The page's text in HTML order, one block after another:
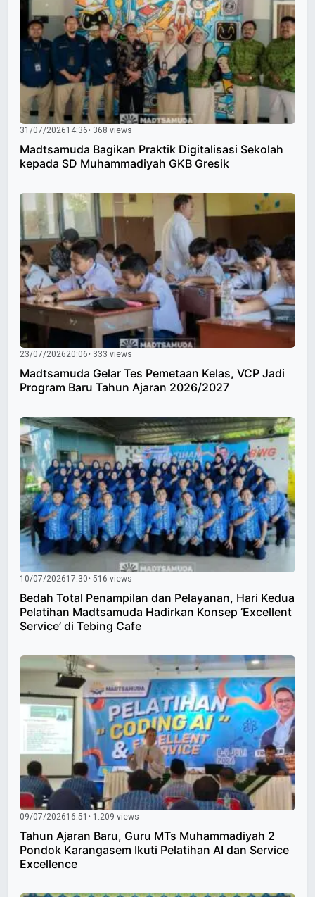
31/07/202614:36• 368 views
Madtsamuda Bagikan Praktik Digitalisasi Sekolah
kepada SD Muhammadiyah GKB Gresik
23/07/202620:06• 333 views
Madtsamuda Gelar Tes Pemetaan Kelas, VCP Jadi
Program Baru Tahun Ajaran 2026/2027
10/07/202617:30• 516 views
Bedah Total Penampilan dan Pelayanan, Hari Kedua
Pelatihan Madtsamuda Hadirkan Konsep ‘Excellent
Service’ di Tebing Cafe
09/07/202616:51 • 1.209 views
Tahun Ajaran Baru, Guru MTs Muhammadiyah 2
Pondok Karangasem Ikuti Pelatihan AI dan Service
Excellence